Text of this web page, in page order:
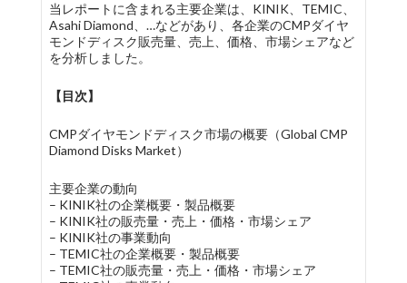
当レポートに含まれる主要企業は、KINIK、TEMIC、
Asahi Diamond、…などがあり、各企業のCMPダイヤ
モンドディスク販売量、売上、価格、市場シェアなど
を分析しました。
【目次】
CMPダイヤモンドディスク市場の概要（Global CMP
Diamond Disks Market）
主要企業の動向
– KINIK社の企業概要・製品概要
– KINIK社の販売量・売上・価格・市場シェア
– KINIK社の事業動向
– TEMIC社の企業概要・製品概要
– TEMIC社の販売量・売上・価格・市場シェア